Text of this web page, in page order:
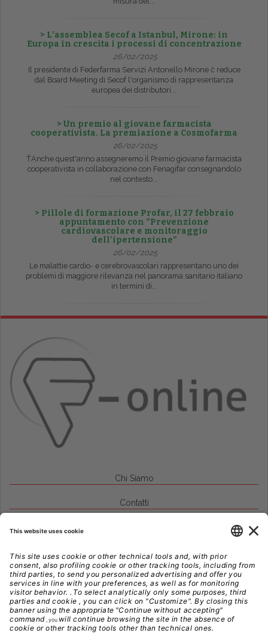
> L’assemblea Secof a Istanbul, Mirone: in
Europa in crescita i processi di concentrazione
26/02/2025
Il presidente di Federfarma Servizi Antonello Mirone č reduce
dal Board Meeting di Secof l'organismo di rappresentanza
europea dei distributori...
> Un premio al giovane farmacista
cooperativista. La premiazione a Cosmofarma
26/02/2025
ŤAnche quest'anno assegneremo il Premio giovane farmacista
cooperativista in collaborazione con Fenagifar consegnandolo
nel contesto...
> Pillole di formazione Profar, il 27 febbraio
appuntamento con “Prevenzione
cardiovascolare e monitoraggio
dell’ipertensione”
26/02/2025
Le malattie cardio- e cerebrovascolari rappresentano uno dei
problemi di maggiore rilevanza nel panorama sanitario italiano
in termini di...
Chi Siamo
Contatti
Note Legali
Privacy
Gestione Cookie